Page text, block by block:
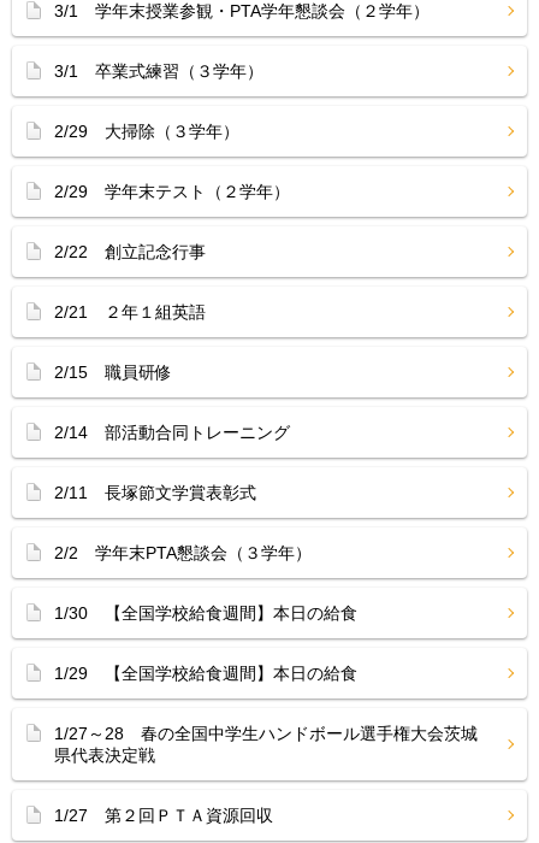
3/1 学年末授業参観・PTA学年懇談会（２学年）
3/1 卒業式練習（３学年）
2/29 大掃除（３学年）
2/29 学年末テスト（２学年）
2/22 創立記念行事
2/21 ２年１組英語
2/15 職員研修
2/14 部活動合同トレーニング
2/11 長塚節文学賞表彰式
2/2 学年末PTA懇談会（３学年）
1/30 【全国学校給食週間】本日の給食
1/29 【全国学校給食週間】本日の給食
1/27～28 春の全国中学生ハンドボール選手権大会茨城
県代表決定戦
1/27 第２回ＰＴＡ資源回収